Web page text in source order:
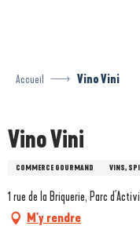
Accueil Vino Vini
Vino Vini
COMMERCE GOURMAND VINS,
1 rue de la Briquerie, Parc
M'y rendre